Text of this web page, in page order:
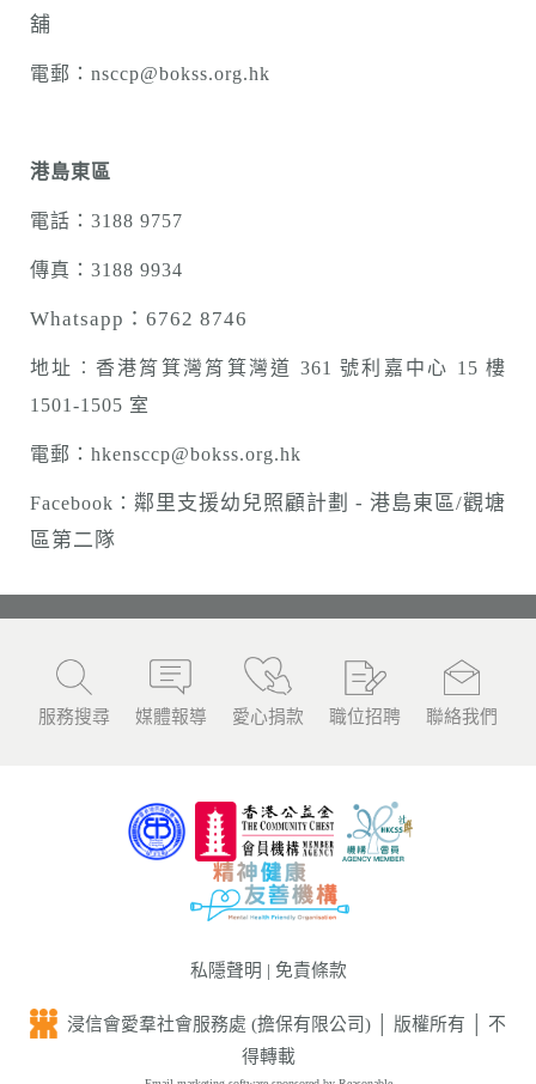
舖
電郵：nsccp@bokss.org.hk
港島東區
電話：3188 9757
傳真：3188 9934
Whatsapp：6762 8746
地址︰香港筲箕灣筲箕灣道 361 號利嘉中心 15 樓
1501-1505 室
電郵：hkensccp@bokss.org.hk
Facebook： 鄰里支援幼兒照顧計劃 - 港島東區/觀塘
區 第二隊
服務搜尋 媒體報導 愛心捐款 職位招聘 聯絡我們
私隱聲明 | 免責條款
浸信會愛羣社會服務處 (擔保有限公司) │ 版權所有 │ 不
得轉載